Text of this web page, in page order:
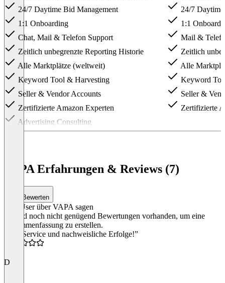
24/7 Daytime Bid Management
1:1 Onboarding
Chat, Mail & Telefon Support
Zeitlich unbegrenzte Reporting Historie
Alle Marktplätze (weltweit)
Keyword Tool & Harvesting
Seller & Vendor Accounts
Zertifizierte Amazon Experten
Advertising Consulting
24/7
1:1
Mail &
Zeitlich
Alle
Keyword
Seller &
Zertifizierte
VAPA Erfahrungen & Reviews (7)
Bewerten
Was User über VAPA sagen
Es sind noch nicht genügend Bewertungen vorhanden, um eine
Zusammenfassung zu erstellen.
“Top Service und nachweisliche Erfolge!”
D